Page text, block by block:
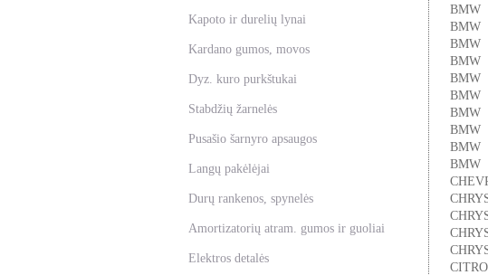
Kapoto ir durelių lynai
Kardano gumos, movos
Dyz. kuro purkštukai
Stabdžių žarnelės
Pusašio šarnyro apsaugos
Langų pakėlėjai
Durų rankenos, spynelės
Amortizatorių atram. gumos ir guoliai
Elektros detalės
BMW
BMW
BMW
BMW
BMW
BMW
BMW
BMW
BMW
BMW